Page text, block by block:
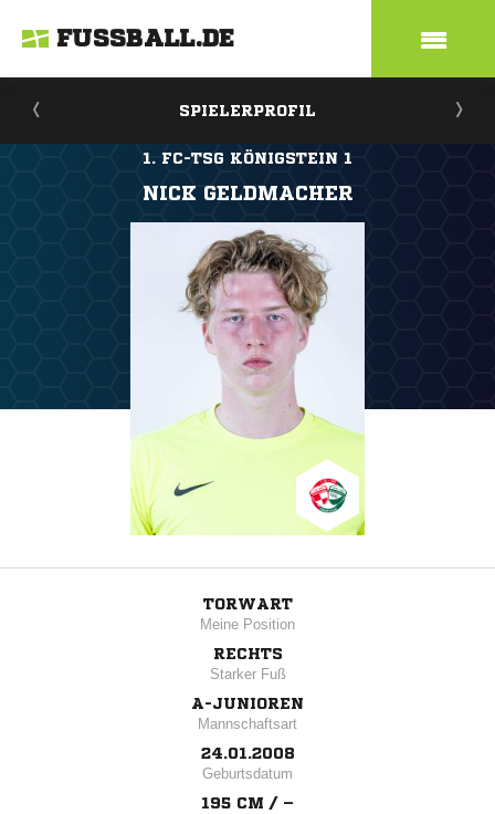
FUSSBALL.DE
SPIELERPROFIL
1. FC-TSG KÖNIGSTEIN 1
NICK GELDMACHER
TORWART
Meine Position
RECHTS
Starker Fuß
A-JUNIOREN
Mannschaftsart
24.01.2008
Geburtsdatum
195 CM / –